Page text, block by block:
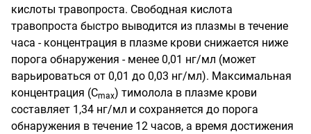
кислоты травопроста. Свободная кислота
травопроста быстро выводится из плазмы в течение
часа - концентрация в плазме крови снижается ниже
порога обнаружения - менее 0,01 нг/мл (может
варьироваться от 0,01 до 0,03 нг/мл). Максимальная
концентрация (Сmах) тимолола в плазме крови
составляет 1,34 нг/мл и сохраняется до порога
обнаружения в течение 12 часов, а время достижения